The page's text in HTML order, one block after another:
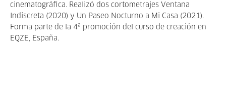
cinematográfica. Realizó dos cortometrajes Ventana
Indiscreta (2020) y Un Paseo Nocturno a Mi Casa (2021).
Forma parte de la 4ª promoción del curso de creación en
EQZE, España.